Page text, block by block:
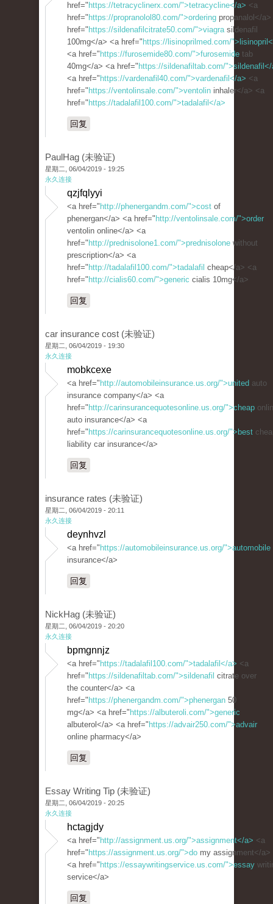
href=" https://tetracyclinerx.com/">tetracycline</a> <a
href=" https://propranolol80.com/">ordering propanalol</
href=" https://sildenafilcitrate50.com/">viagrasildenafil
100mg</a> <a href=" https://lisinoprilmed.com/
<a href=" https://furosemide80.com/">furosemide tab
40mg</a> <a href=" https://sildenafiltab.com/
<a href=" https://vardenafil40.com/">vardenafil</a> <a
href=" https://ventolinsale.com/">ventolin inhaler</a> <a
href=" https://tadalafil100.com/">tadalafil</a>
回复
PaulHag (未验证)
星期二, 06/04/2019 - 19:25
永久连接
qzjfqlyyi
<a href=" http://phenergandm.com/">cost of
phenergan</a> <a href=" http://ventolinsale.com/">order
ventolin online</a> <a
href=" http://prednisolone1.com/">prednisolone without
prescription</a> <a
href=" http://tadalafil100.com/">tadalafil cheap</a> <a
href=" http://cialis60.com/">generic cialis 10mg</a>
回复
car insurance cost (未验证)
星期二, 06/04/2019 - 19:30
永久连接
mobkcexe
<a href=" http://automobileinsurance.us.org/">united auto
insurance company</a> <a
href=" http://carinsurancequotesonline.us.org/">cheap
auto insurance</a> <a
href=" https://carinsurancequotesonline.us.org/">best
liability car insurance</a>
回复
insurance rates (未验证)
星期二, 06/04/2019 - 20:11
永久连接
deynhvzl
<a href=" https://automobileinsurance.us.org/">automobile
insurance</a>
回复
NickHag (未验证)
星期二, 06/04/2019 - 20:20
永久连接
bpmgnnjz
<a href=" https://tadalafil100.com/">tadalafil</a> <a
href=" https://sildenafiltab.com/">sildenafil citrate over
the counter</a> <a
href=" https://phenergandm.com/">phenergan 50
mg</a> <a href=" https://albuteroli.com/">generic
albuterol</a> <a href=" https://advair250.com/">advair
online pharmacy</a>
回复
Essay Writing Tip (未验证)
星期二, 06/04/2019 - 20:25
永久连接
hctagjdy
<a href=" http://assignment.us.org/">assignment</a> <a
href=" https://assignment.us.org/">do my assignment</a>
<a href=" https://essaywritingservice.us.com/">essay
service</a>
回复